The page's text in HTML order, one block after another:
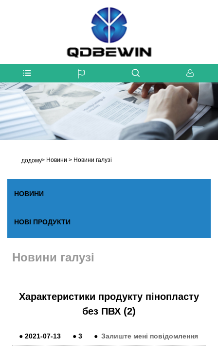
додому> Новини > Новини галузі
НОВИНИ
НОВІ ПРОДУКТИ
Новини галузі
Характеристики продукту пінопласту
без ПВХ (2)
● 2021-07-13 ● 3 ● Залиште мені повідомлення